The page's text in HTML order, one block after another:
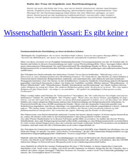
Wissenschaftlerin Yassari: Es gibt keine